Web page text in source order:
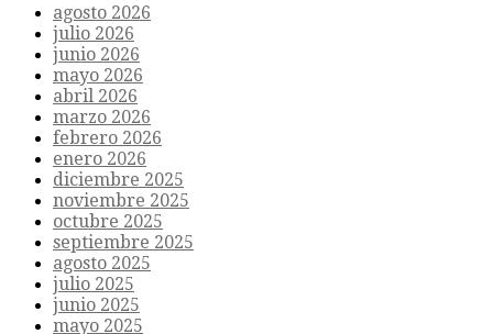
agosto 2026
julio 2026
junio 2026
mayo 2026
abril 2026
marzo 2026
febrero 2026
enero 2026
diciembre 2025
noviembre 2025
octubre 2025
septiembre 2025
agosto 2025
julio 2025
junio 2025
mayo 2025